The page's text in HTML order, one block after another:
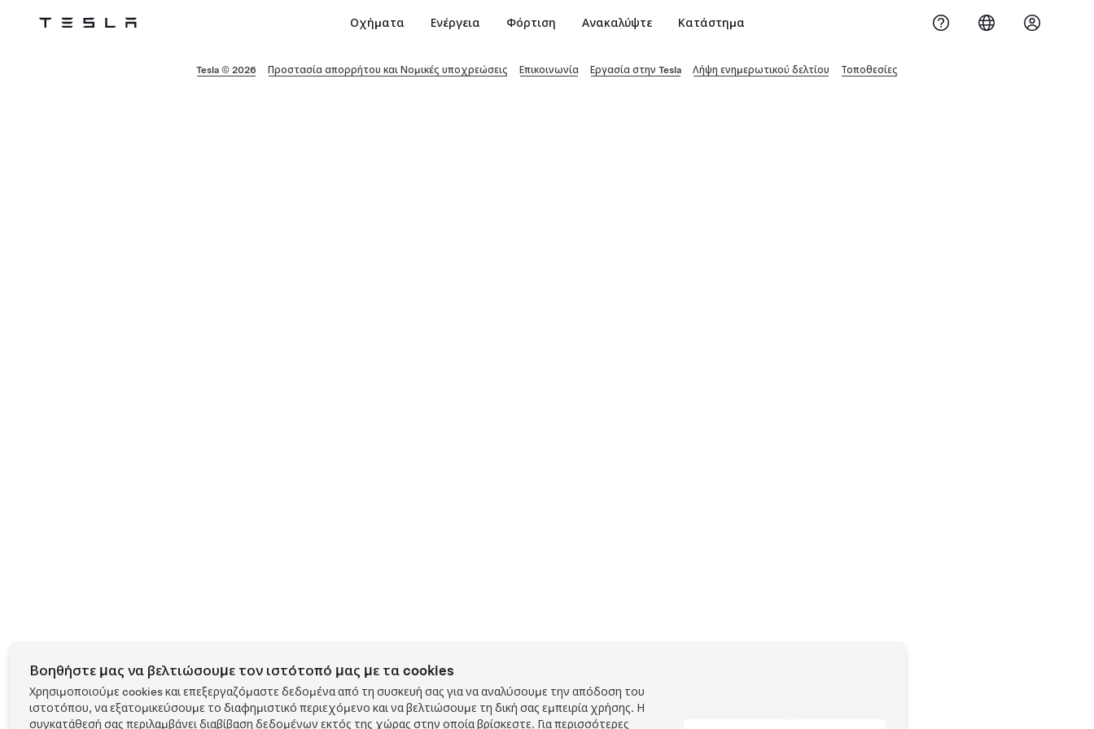
Tesla Οχήματα Ενέργεια Φόρτιση Ανακαλύψτε Κατάστημα
Tesla © 2026 Προστασία απορρήτου και Νομικές υποχρεώσεις Επικοινωνία Εργασία στην Tesla Λήψη ενημερωτικού δελτίου Τοποθεσίες
Βοηθήστε μας να βελτιώσουμε τον ιστότοπό μας με τα cookies
Χρησιμοποιούμε cookies και επεξεργαζόμαστε δεδομένα από τη συσκευή σας για να αναλύσουμε την απόδοση του
ιστοτόπου, να εξατομικεύσουμε το διαφημιστικό περιεχόμενο και να βελτιώσουμε τη δική σας εμπειρία χρήσης. Η
συγκατάθεσή σας περιλαμβάνει διαβίβαση δεδομένων εκτός της χώρας στην οποία βρίσκεστε. Για περισσότερες